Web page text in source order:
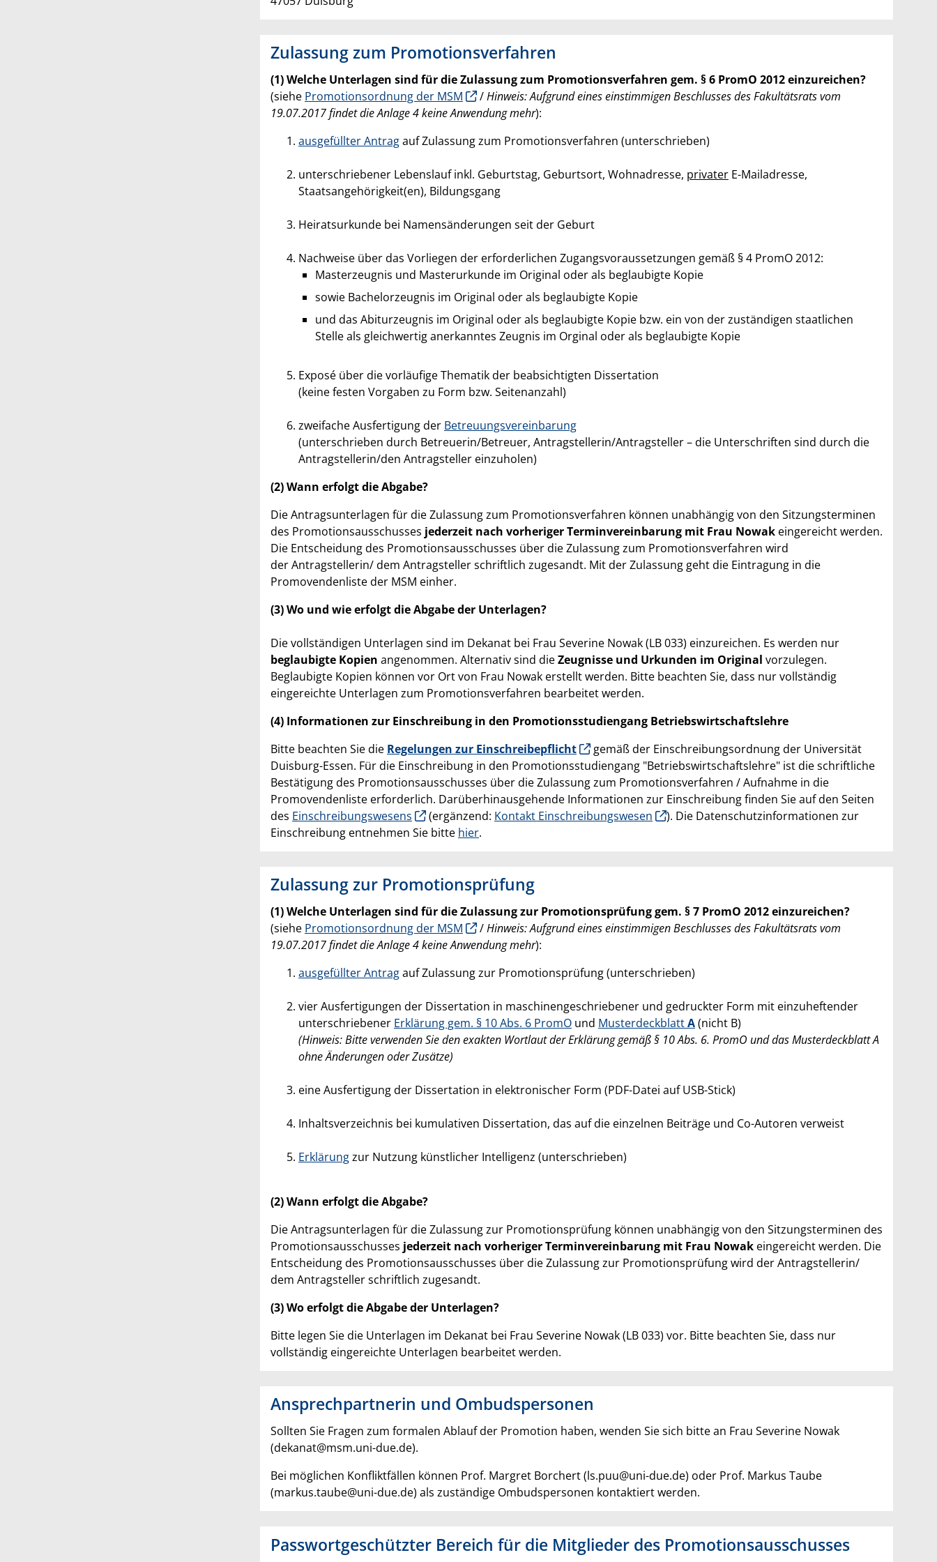
Zulassung zum Promotionsverfahren
(1) Welche Unterlagen sind für die Zulassung zum Promotionsverfahren gem. § 6 PromO 2012 einzureichen?
(siehe Promotionsordnung der MSM /Hinweis: Aufgrund eines einstimmigen Beschlusses des Fakultätsrats vom
19.07.2017 findet die Anlage 4 keine Anwendung mehr):
ausgefüllter Antragauf Zulassung zum Promotionsverfahren (unterschrieben)
unterschriebener Lebenslauf inkl. Geburtstag, Geburtsort, Wohnadresse, privater E-Mailadresse,
Staatsangehörigkeit(en), Bildungsgang
Heiratsurkunde bei Namensänderungen seit der Geburt
Nachweise über das Vorliegen der erforderlichen Zugangsvoraussetzungen gemäß § 4 PromO 2012:
Masterzeugnis und Masterurkunde im Original oder als beglaubigte Kopie
sowie Bachelorzeugnis im Original oder als beglaubigte Kopie
und das Abiturzeugnis im Original oder als beglaubigte Kopie bzw. ein von der zuständigen staatlichen
Stelle als gleichwertig anerkanntes Zeugnis im Orginal oder als beglaubigte Kopie
Exposé über die vorläufige Thematik der beabsichtigten Dissertation
(keine festen Vorgaben zu Form bzw. Seitenanzahl)
zweifache Ausfertigung der Betreuungsvereinbarung
(unterschrieben durch Betreuerin/Betreuer, Antragstellerin/Antragsteller – die Unterschriften sind durch die
Antragstellerin/den Antragsteller einzuholen)
(2) Wann erfolgt die Abgabe?
Die Antragsunterlagen für die Zulassung zum Promotionsverfahren können unabhängig von den Sitzungsterminen
des Promotionsausschusses jederzeit nach vorheriger Terminvereinbarung mit Frau Nowak eingereicht werden.
Die Entscheidung des Promotionsausschusses über die Zulassung zum Promotionsverfahren wird
der Antragstellerin/ dem Antragsteller schriftlich zugesandt. Mit der Zulassung geht die Eintragung in die
Promovendenliste der MSM einher.
(3) Wo und wie erfolgt die Abgabe der Unterlagen?
Die vollständigen Unterlagen sind im Dekanat bei Frau Severine Nowak (LB 033) einzureichen. Es werden nur
beglaubigte Kopien angenommen. Alternativ sind dieZeugnisse und Urkunden im Original vorzulegen.
Beglaubigte Kopien können vor Ort von Frau Nowak erstellt werden. Bitte beachten Sie, dass nur vollständig
eingereichte Unterlagen zum Promotionsverfahren bearbeitet werden.
(4) Informationen zur Einschreibung in den Promotionsstudiengang Betriebswirtschaftslehre
Bitte beachten Sie die Regelungen zur Einschreibepflicht
gemäß der Einschreibungsordnung der Universität
Duisburg-Essen. Für die Einschreibung in den Promotionsstudiengang "Betriebswirtschaftslehre" ist die schriftliche
Bestätigung des Promotionsausschusses über die Zulassung zum Promotionsverfahren / Aufnahme in die
Promovendenliste erforderlich. Darüberhinausgehende Informationen zur Einschreibung finden Sie auf den Seiten
des Einschreibungswesens (ergänzend: Kontakt Einschreibungswesen
). Die Datenschutzinformationen zur
Einschreibung entnehmen Sie bitte hier.
Zulassung zur Promotionsprüfung
(1) Welche Unterlagen sind für die Zulassung zur Promotionsprüfung gem. § 7 PromO 2012 einzureichen?
(siehe Promotionsordnung der MSM /Hinweis: Aufgrund eines einstimmigen Beschlusses des Fakultätsrats vom
19.07.2017 findet die Anlage 4 keine Anwendung mehr):
ausgefüllter Antragauf Zulassung zur Promotionsprüfung (unterschrieben)
vier Ausfertigungen der Dissertation in maschinengeschriebener und gedruckter Form mit einzuheftender
unterschriebener Erklärung gem. § 10 Abs. 6 PromO und MusterdeckblattA(nicht B)
(Hinweis: Bitte verwenden Sie den exakten Wortlaut der Erklärung gemäß § 10 Abs. 6. PromO und das Musterdeckblatt A
ohne Änderungen oder Zusätze)
eine Ausfertigung der Dissertation in elektronischer Form (PDF-Datei auf USB-Stick)
Inhaltsverzeichnis bei kumulativen Dissertation, das auf die einzelnen Beiträge und Co-Autoren verweist
Erklärungzur Nutzung künstlicher Intelligenz (unterschrieben)
(2) Wann erfolgt die Abgabe?
Die Antragsunterlagen für die Zulassung zur Promotionsprüfung können unabhängig von den Sitzungsterminen des
Promotionsausschusses jederzeit nach vorheriger Terminvereinbarung mit Frau Nowak eingereicht werden. Die
Entscheidung des Promotionsausschusses über die Zulassung zur Promotionsprüfung wird der Antragstellerin/
dem Antragsteller schriftlich zugesandt.
(3) Wo erfolgt die Abgabe der Unterlagen?
Bitte legen Sie die Unterlagen im Dekanat bei Frau Severine Nowak (LB 033) vor. Bitte beachten Sie, dass nur
vollständig eingereichte Unterlagen bearbeitet werden.
Ansprechpartnerin und Ombudspersonen
Sollten Sie Fragen zum formalen Ablauf der Promotion haben, wenden Sie sich bitte an Frau Severine Nowak
(dekanat@msm.uni-due.de).
Bei möglichen Konfliktfällen können Prof. Margret Borchert (ls.puu@uni-due.de) oder Prof. Markus Taube
(markus.taube@uni-due.de) als zuständige Ombudspersonen kontaktiert werden.
Passwortgeschützter Bereich für die Mitglieder des Promotionsausschusses